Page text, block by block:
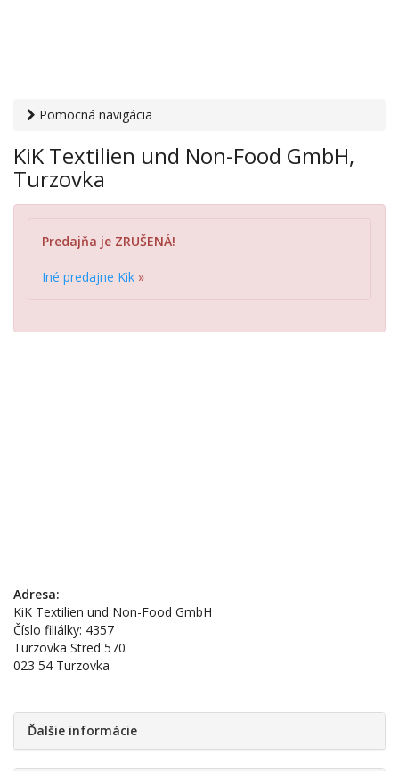
Pomocná navigácia
Textilien und Non-Food GmbH, Turzovka
KiK Textilien und Non-Food GmbH,
Turzovka
Predajňa je ZRUŠENÁ!
Iné predajne Kik »
Adresa:
KiK Textilien und Non-Food GmbH
Číslo filiálky: 4357
Turzovka Stred 570
023 54 Turzovka
Ďalšie informácie